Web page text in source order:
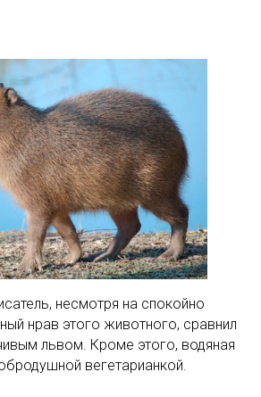
несмотря на спокойно
нрав этого животного, сравнил
львом. Кроме этого, водяная
вегетарианкой.